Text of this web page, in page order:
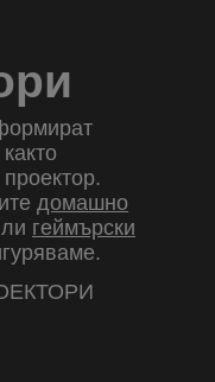
домашно
геймърски